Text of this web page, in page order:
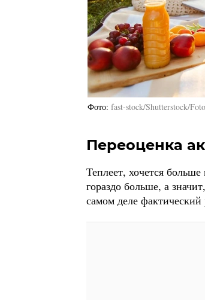
Фото fast-stock/Shutterstock/
Переоценка
Теплеет, хочется
гораздо больше, а
самом деле фактический